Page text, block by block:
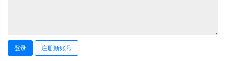
登录 注册新账号